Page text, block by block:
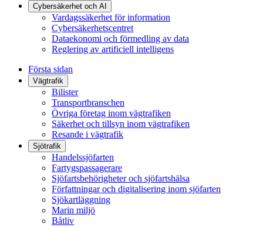
Cybersäkerhet och AI
Vardagssäkerhet för information
Cybersäkerhetscentret
Dataekonomi och förmedling av data
Reglering av artificiell intelligens
Första sidan
Vägtrafik
Bilister
Transportbranschen
Övriga företag inom vägtrafiken
Säkerhet och tillsyn inom vägtrafiken
Resande i vägtrafik
Sjötrafik
Handelssjöfarten
Fartygspassagerare
Sjöfartsbehörigheter och sjöfartshälsa
Författningar och digitalisering inom sjöfarten
Sjökartläggning
Marin miljö
Båtliv